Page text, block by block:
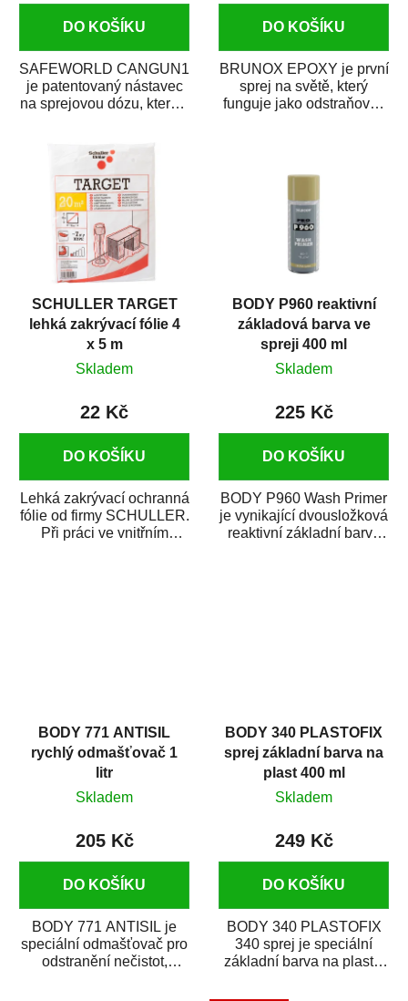
DO KOŠÍKU
SAFEWORLD CANGUN1
je patentovaný nástavec
na sprejovou dózu, který ji
DO KOŠÍKU
BRUNOX EPOXY je první
sprej na světě, který
funguje jako odstraňovač
SCHULLER TARGET
lehká zakrývací fólie 4
x 5 m
Skladem
22 Kč
DO KOŠÍKU
Lehká zakrývací ochranná
fólie od firmy SCHULLER.
Při práci ve vnitřním
BODY P960 reaktivní
základová barva ve
spreji 400 ml
Skladem
225 Kč
DO KOŠÍKU
BODY P960 Wash Primer
je vynikající dvousložková
reaktivní základní barva
BODY 771 ANTISIL
rychlý odmašťovač 1
litr
Skladem
205 Kč
DO KOŠÍKU
BODY 771 ANTISIL je
speciální odmašťovač pro
odstranění nečistot,
BODY 340 PLASTOFIX
sprej základní barva na
plast 400 ml
Skladem
249 Kč
DO KOŠÍKU
BODY 340 PLASTOFIX
340 sprej je speciální
základní barva na plasty,
vrchních...